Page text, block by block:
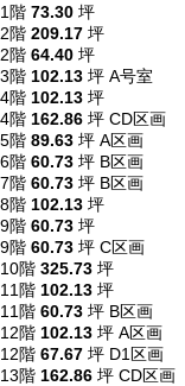
1階 73.30 坪
2階 209.17 坪
2階 64.40 坪
3階 102.13 坪 A号室
4階 102.13 坪
4階 162.86 坪 CD区画
5階 89.63 坪 A区画
6階 60.73 坪 B区画
7階 60.73 坪 B区画
8階 102.13 坪
9階 60.73 坪
9階 60.73 坪 C区画
10階 325.73 坪
11階 102.13 坪
11階 60.73 坪 B区画
12階 102.13 坪 A区画
12階 67.67 坪 D1区画
13階 162.86 坪 CD区画